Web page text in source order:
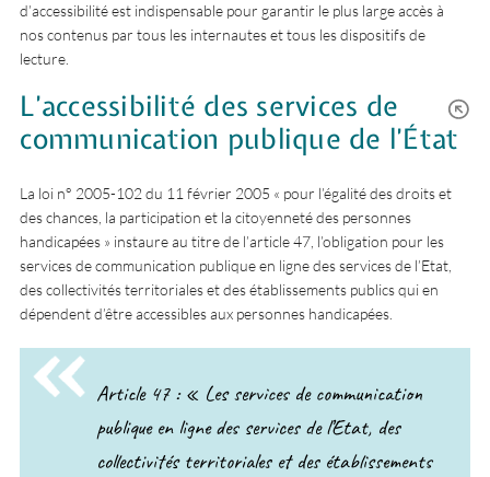
d’accessibilité est indispensable pour garantir le plus large accès à
nos contenus par tous les internautes et tous les dispositifs de
lecture.
L’accessibilité des services de
communication publique de l’État
La loi n° 2005-102 du 11 février 2005 « pour l’égalité des droits et
des chances, la participation et la citoyenneté des personnes
handicapées » instaure au titre de l’article 47, l’obligation pour les
services de communication publique en ligne des services de l’Etat,
des collectivités territoriales et des établissements publics qui en
dépendent d’être accessibles aux personnes handicapées.
Article 47 : « Les services de communication
publique en ligne des services de l’Etat, des
collectivités territoriales et des établissements